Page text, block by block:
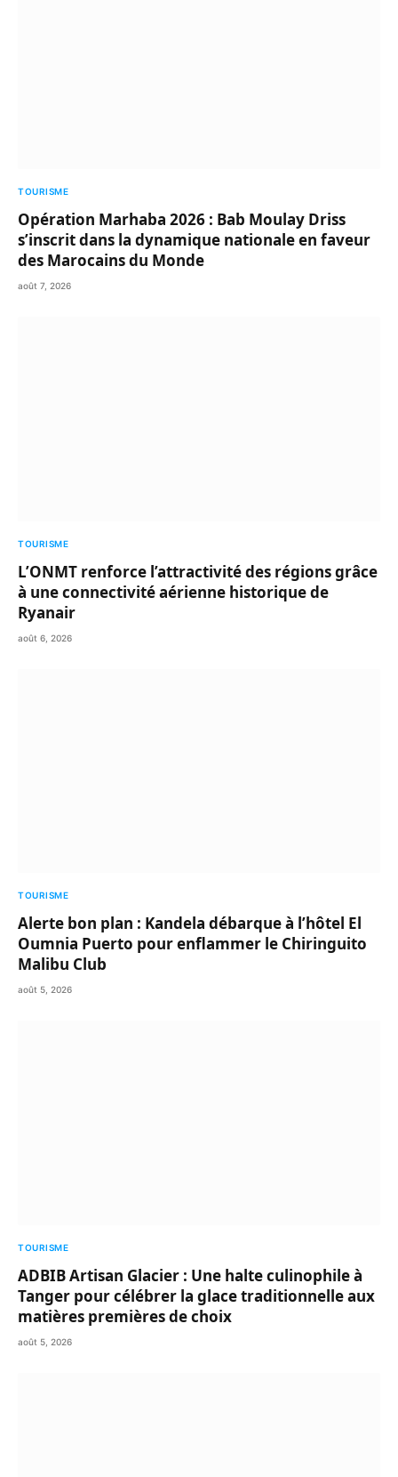
TOURISME
Opération Marhaba 2026 : Bab Moulay Driss
s’inscrit dans la dynamique nationale en faveur
des Marocains du Monde
août 7, 2026
TOURISME
L’ONMT renforce l’attractivité des régions grâce
à une connectivité aérienne historique de
Ryanair
août 6, 2026
TOURISME
Alerte bon plan : Kandela débarque à l’hôtel El
Oumnia Puerto pour enflammer le Chiringuito
Malibu Club
août 5, 2026
TOURISME
ADBIB Artisan Glacier : Une halte culinophile à
Tanger pour célébrer la glace traditionnelle aux
matières premières de choix
août 5, 2026